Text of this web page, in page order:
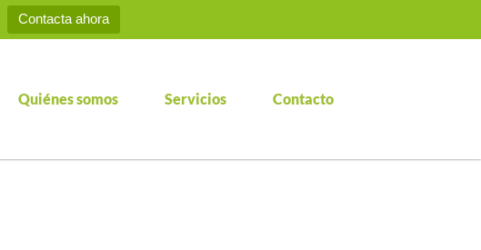
Contacta ahora
Quiénes somos Servicios Contacto